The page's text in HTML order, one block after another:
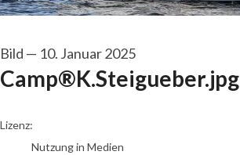
Bild — 10. Januar 2025
Camp®K.Steigueber.jpg
K. Steigueber
Lizenz:
Nutzung in Medien